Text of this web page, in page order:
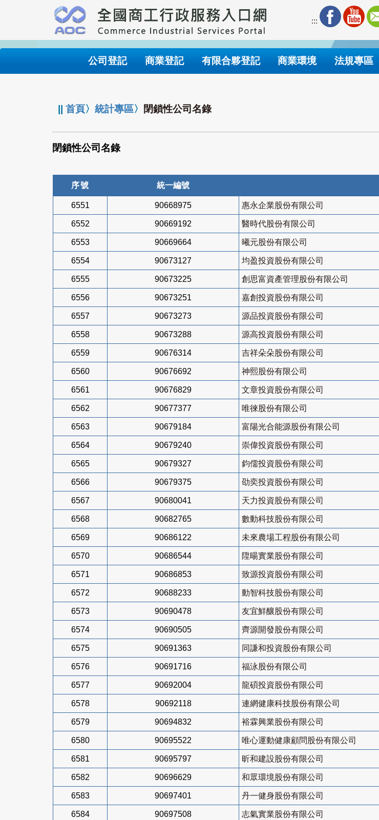
要
內
:::
公司登記 商業登記 有限合夥登記 商業環境 法規專區
||首頁〉統計專區〉 閉鎖性公司名錄
閉鎖性公司名錄
序號 統一編號
6551 90668975 惠永企業股份有限公司
6552 90669192 醫時代股份有限公司
6553 90669664 曦元股份有限公司
6554 90673127 均盈投資股份有限公司
6555 90673225 創思富資產管理股份有限公司
6556 90673251 嘉創投資股份有限公司
6557 90673273 源品投資股份有限公司
6558 90673288 源高投資股份有限公司
6559 90676314 吉祥朵朵股份有限公司
6560 90676692 神熙股份有限公司
6561 90676829 文章投資股份有限公司
6562 90677377 唯徠股份有限公司
6563 90679184 富陽光合能源股份有限公司
6564 90679240 崇偉投資股份有限公司
6565 90679327 鈞儒投資股份有限公司
6566 90679375 劭奕投資股份有限公司
6567 90680041 天力投資股份有限公司
6568 90682765 數動科技股份有限公司
6569 90686122 未來農場工程股份有限公司
6570 90686544 陞暘實業股份有限公司
6571 90686853 致源投資股份有限公司
6572 90688233 動智科技股份有限公司
6573 90690478 友宜鮮釀股份有限公司
6574 90690505 齊源開發股份有限公司
6575 90691363 同謙和投資股份有限公司
6576 90691716 福泳股份有限公司
6577 90692004 龍碩投資股份有限公司
6578 90692118 連網健康科技股份有限公司
6579 90694832 裕霖興業股份有限公司
6580 90695522 唯心運動健康顧問股份有限公司
6581 90695797 昕和建設股份有限公司
6582 90696629 和眾環境股份有限公司
6583 90697401 丹一健身股份有限公司
6584 90697508 志氣實業股份有限公司